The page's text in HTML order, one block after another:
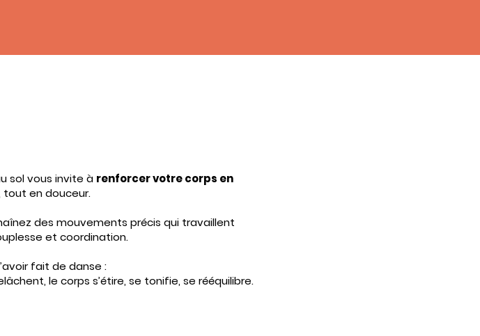
sol vous invite à renforcer votre corps en
tout en douceur.
des mouvements précis qui travaillent
et coordination.
fait de danse :
le corps s’étire, se tonifie, se rééquilibre.